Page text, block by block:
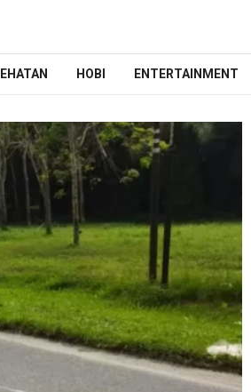
HOBI ENTERTAINMENT